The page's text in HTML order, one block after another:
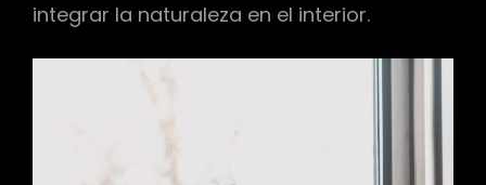
integrar la naturaleza en el interior.